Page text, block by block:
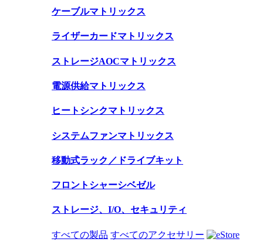
ケーブルマトリックス
ライザーカードマトリックス
ストレージAOCマトリックス
電源供給マトリックス
ヒートシンクマトリックス
システムファンマトリックス
移動式ラック／ドライブキット
フロントシャーシベゼル
ストレージ、I/O、セキュリティ
すべての製品 すべてのアクセサリー